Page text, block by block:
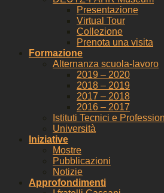
Presentazione
Virtual Tour
Collezione
Prenota una visita
Formazione
Alternanza scuola-lavoro
2019 – 2020
2018 – 2019
2017 – 2018
2016 – 2017
Istituti Tecnici e
Università
Iniziative
Mostre
Pubblicazioni
Notizie
Approfondimenti